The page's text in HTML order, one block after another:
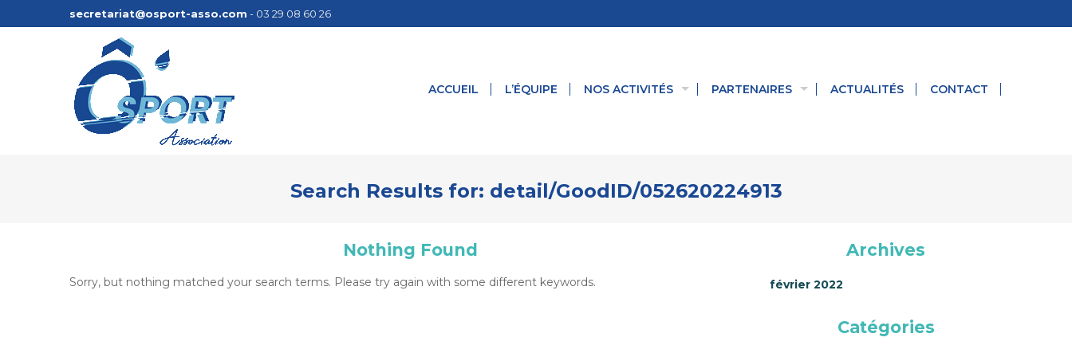
secretariat@osport-asso.com - 03 29 08 60 26
ACCUEIL L’ÉQUIPE NOS ACTIVITÉS PARTENAIRES ACTUALITÉS CONTACT
Search Results for: detail/GoodID/052620224913
Nothing Found
Sorry, but nothing matched your search terms. Please try again with some different keywords.
Archives
février 2022
Catégories